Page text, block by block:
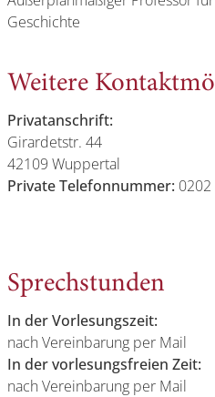
Geschichte
Weitere
Privatanschrift:
Girardetstr. 44
42109 Wuppertal
Private Telefonnummer:
Sprechstunden
In der Vorlesungszeit:
nach Vereinbarung per Mail
In der vorlesungsfreien Zeit:
nach Vereinbarung per Mail